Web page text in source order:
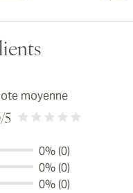
moyenne
/5
0% (0)
0% (0)
0% (0)